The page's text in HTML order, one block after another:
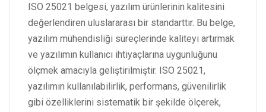
ISO 25021 belgesi, yazılım ürünlerinin kalitesini
değerlendiren uluslararası bir standarttır. Bu belge,
yazılım mühendisliği süreçlerinde kaliteyi artırmak
ve yazılımın kullanıcı ihtiyaçlarına uygunluğunu
ölçmek amacıyla geliştirilmiştir. ISO 25021,
yazılımın kullanılabilirlik, performans, güvenilirlik
gibi özelliklerini sistematik bir şekilde ölçerek,